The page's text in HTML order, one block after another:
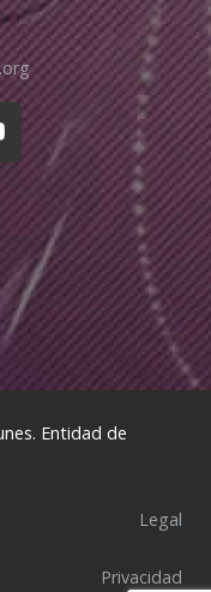
Entidad de
Legal
Privacidad